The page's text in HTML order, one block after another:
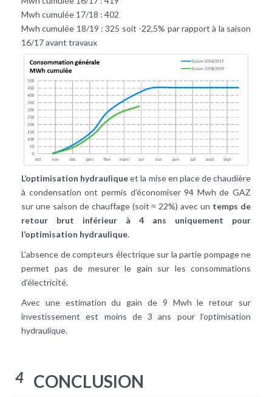
Mwh cumulée 17/18 : 402
Mwh cumulée 18/19 : 325 soit -22,5% par rapport à la saison
16/17 avant travaux
L’optimisation hydrauliqueet la mise en place de chaudière
à condensation ont permis d’économiser 94 Mwh de GAZ
sur une saison de chauffage (soit ≈ 22%) avec un temps de
retour brut inférieur à 4 ans uniquement pour
l’optimisation hydraulique.
L’absence de compteurs électrique sur la partie pompage ne
permet pas de mesurer le gain sur les consommations
d’électricité.
Avec une estimation du gain de 9 Mwh le retour sur
investissement est moins de 3 ans pour l’optimisation
hydraulique.
4 CONCLUSION